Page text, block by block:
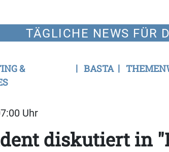
TÄGLICHE NEWS FÜR
&
BASTA
Uhr
diskutiert in